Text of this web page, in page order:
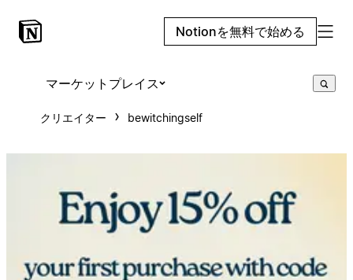
Notionを無料で始める
マーケットプレイス
クリエイター bewitchingself